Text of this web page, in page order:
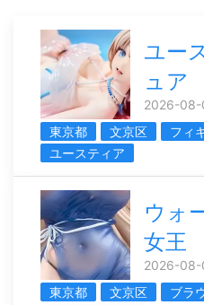
ユー
ュア
2026-
東京都
文京区 フィ
ユースティア
ウォ
女王
2026-08-
東京都
文京区 ブラ